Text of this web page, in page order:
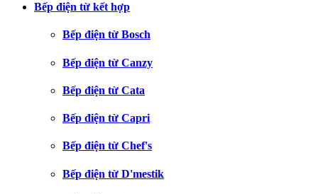
Bếp điện từ kết hợp
Bếp điện từ Bosch
Bếp điện từ Canzy
Bếp điện từ Cata
Bếp điện từ Capri
Bếp điện từ Chef's
Bếp điện từ D'mestik